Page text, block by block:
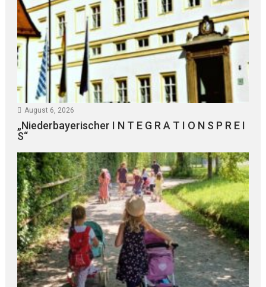
August 6, 2026
„Niederbayerischer I N T E G R A T I O N S P R E I
S“